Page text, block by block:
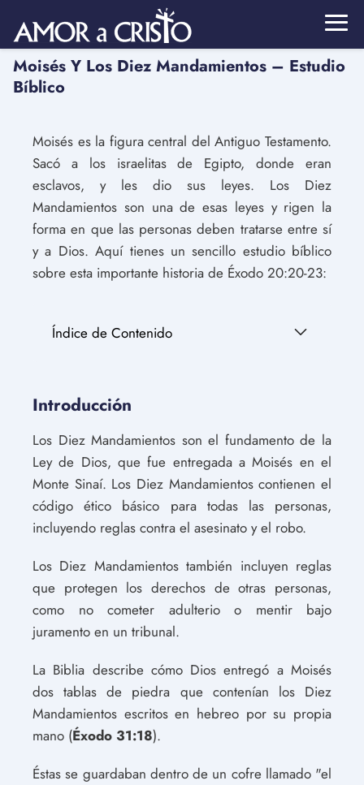
Moisés Y Los Diez Mandamientos – Estudio
Bíblico
Moisés es la figura central del Antiguo Testamento.
Sacó a los israelitas de Egipto, donde eran
esclavos, y les dio sus leyes. Los Diez
Mandamientos son una de esas leyes y rigen la
forma en que las personas deben tratarse entre sí
y a Dios. Aquí tienes un sencillo estudio bíblico
sobre esta importante historia de Éxodo 20:20-23:
Índice de Contenido
Introducción
Los Diez Mandamientos son el fundamento de la
Ley de Dios, que fue entregada a Moisés en el
Monte Sinaí. Los Diez Mandamientos contienen el
código ético básico para todas las personas,
incluyendo reglas contra el asesinato y el robo.
Los Diez Mandamientos también incluyen reglas
que protegen los derechos de otras personas,
como no cometer adulterio o mentir bajo
juramento en un tribunal.
La Biblia describe cómo Dios entregó a Moisés
dos tablas de piedra que contenían los Diez
Mandamientos escritos en hebreo por su propia
mano (Éxodo 31:18).
Éstas se guardaban dentro de un cofre llamado "el